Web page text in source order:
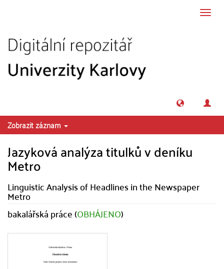
Zobrazit záznam
Jazyková analýza titulků v deníku
Metro
Linguistic Analysis of Headlines in the Newspaper
Metro
bakalářská práce (OBHÁJENO)